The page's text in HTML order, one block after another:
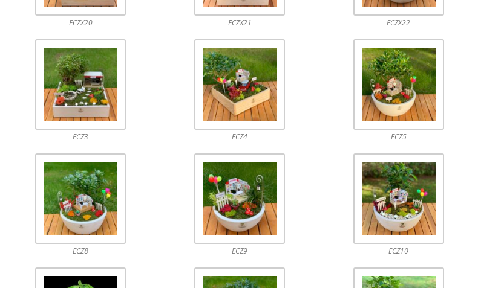
ECZX20 ECZX21 ECZX22
ECZ3 ECZ4 ECZ5
ECZ8 ECZ9 ECZ10